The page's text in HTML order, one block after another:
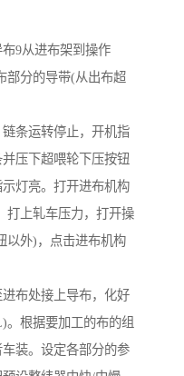
9从进布架到操作
部分的导带(从出布超
链条运转停止，开机指
压下超喂轮下压按钮
灯亮。打开进布机构
打上轧车压力，打开操
以外)，点击进布机构
布处接上导布，化好
。根据要加工的布的组
装。设定各部分的参